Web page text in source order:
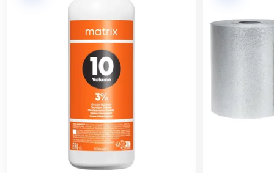
Nepoužívejte jiný než Matrix 3% krémový Oxidant
Aplikujte směs ke kořínkům.
Ihned natáhněte do délek a konců.
Nechte působit 20 minut.
Osvěžení barvy: